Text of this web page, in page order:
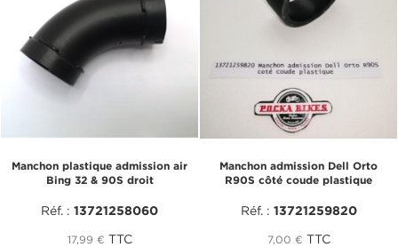
Manchon plastique admission air
Bing 32 & 90S droit
Réf. : 13721258060
17,99 € TTC
Manchon admission Dell Orto
R90S côté coude plastique
Réf. : 13721259820
7,00 € TTC